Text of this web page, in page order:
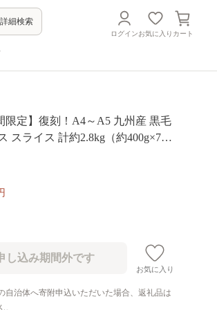
詳細検索
ログインお気に入り カート
限定】復刻！A4～A5 九州産 黒毛
スライス 計約2.8kg（約400g×7パ
お気に入り
自治体へ寄附申込いただいた場合、返礼品は